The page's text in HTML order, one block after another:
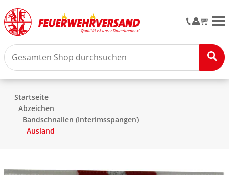
Startseite
Abzeichen
Bandschnallen (Interimsspangen)
Ausland